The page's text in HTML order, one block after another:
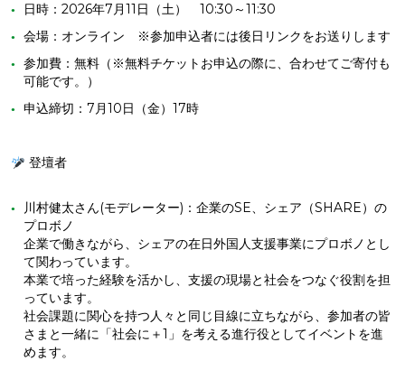
日時：2026年7月11日（土） 10:30～11:30
会場：オンライン ※参加申込者には後日リンクをお送りします
参加費：無料（※無料チケットお申込の際に、合わせてご寄付も
可能です。）
申込締切：7月10日（金）17時
登壇者
川村健太さん(モデレーター)：企業のSE、シェア（SHARE）の
プロボノ
企業で働きながら、シェアの在日外国人支援事業にプロボノとし
て関わっています。
本業で培った経験を活かし、支援の現場と社会をつなぐ役割を担
っています。
社会課題に関心を持つ人々と同じ目線に立ちながら、参加者の皆
さまと一緒に「社会に＋1」を考える進行役としてイベントを進
めます。